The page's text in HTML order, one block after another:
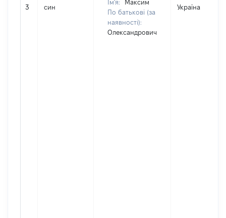
3 син
Ім'я:
Максим
По батькові (за
наявності):
Олександрович
Україна